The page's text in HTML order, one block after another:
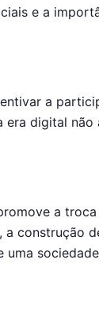
e a
a
era digital não
a
a construção
uma